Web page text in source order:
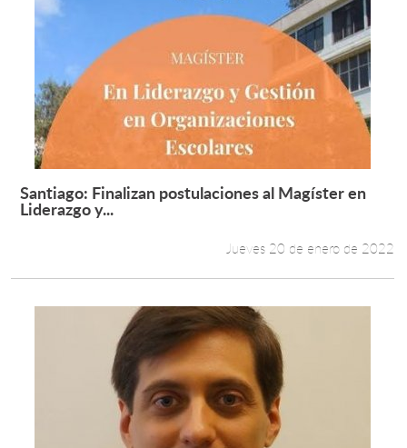
Leer más +
Santiago: Finalizan postulaciones al Magíster en
Liderazgo y...
Jueves 20 de enero de 2022